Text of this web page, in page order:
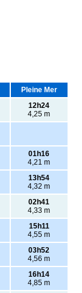
Pleine Mer
12h24
4,25 m
01h16
4,21 m
13h54
4,32 m
02h41
4,33 m
15h11
4,55 m
03h52
4,56 m
16h14
4,85 m